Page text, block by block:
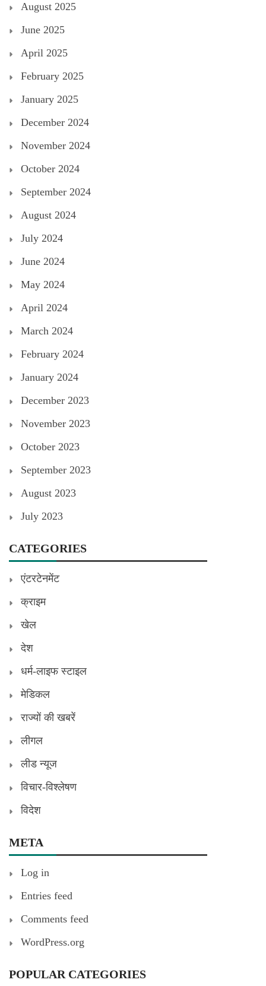
August 2025
June 2025
April 2025
February 2025
January 2025
December 2024
November 2024
October 2024
September 2024
August 2024
July 2024
June 2024
May 2024
April 2024
March 2024
February 2024
January 2024
December 2023
November 2023
October 2023
September 2023
August 2023
July 2023
CATEGORIES
एंटरटेनमेंट
क्राइम
खेल
देश
धर्म-लाइफ स्टाइल
मेडिकल
राज्यों की खबरें
लीगल
लीड न्यूज
विचार-विश्लेषण
विदेश
META
Log in
Entries feed
Comments feed
WordPress.org
POPULAR CATEGORIES